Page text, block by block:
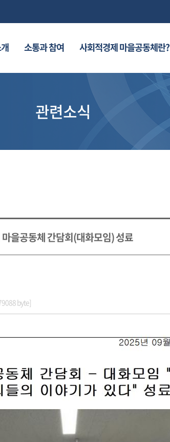
소통과 참여 사회적경제 마을공동체란?
관련소식
을공동체 간담회(대화모임) 성료
byte]